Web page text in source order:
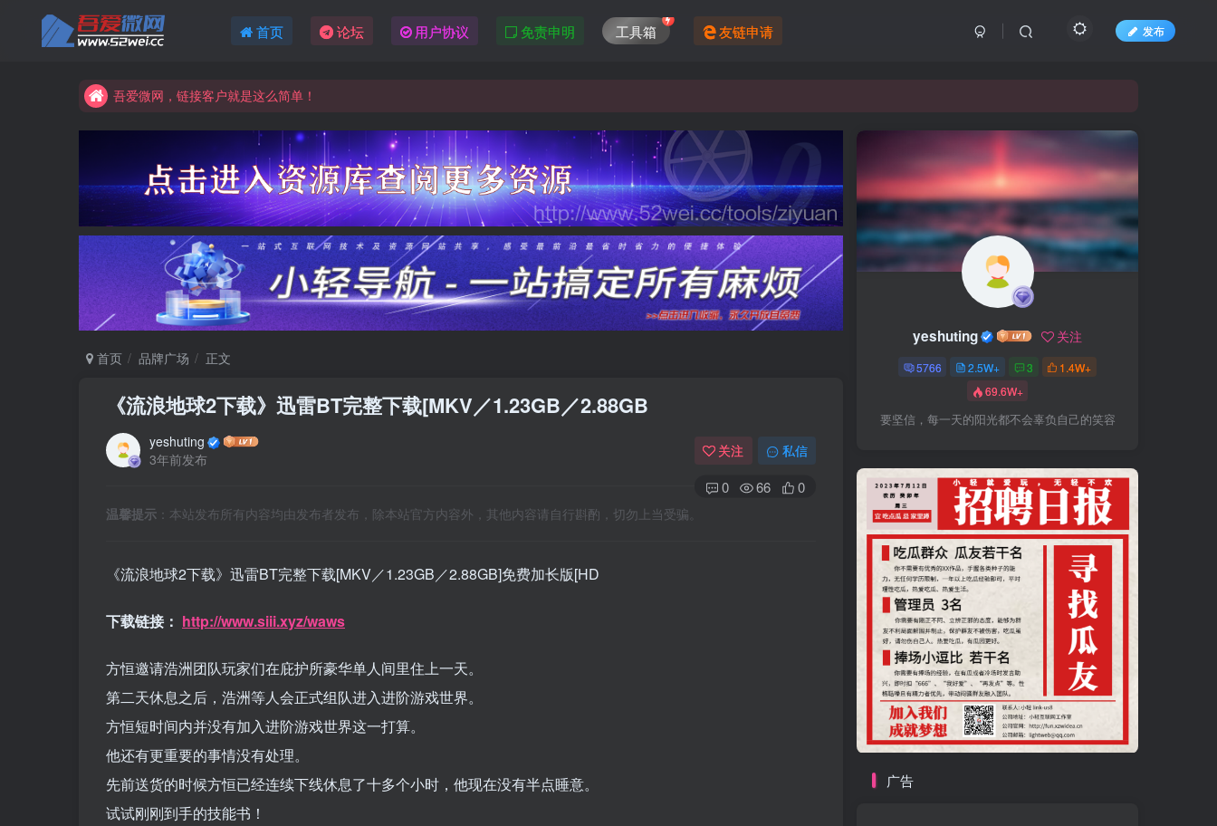
首页 论坛 用户协议 免责申明 工具箱 友链申请 发布
吾爱微网，链接客户就是这么简单！
吾爱微网，让你的知识快速变现！
首页 品牌广场 正文
《流浪地球2下载》迅雷BT完整下载[MKV／1.23GB／2.88GB
yeshuting
3年前发布
关注 私信
0 66 0
温馨提示 ：本站发布所有内容均由发布者发布，除本站官方内容外，其他内容请自行斟酌，切勿上当受骗。
《流浪地球2下载》迅雷BT完整下载[MKV／1.23GB／2.88GB]免费加长版[HD
下载链接： http://www.siii.xyz/waws
方恒邀请浩洲团队玩家们在庇护所豪华单人间里住上一天。
第二天休息之后，浩洲等人会正式组队进入进阶游戏世界。
方恒短时间内并没有加入进阶游戏世界这一打算。
他还有更重要的事情没有处理。
先前送货的时候方恒已经连续下线休息了十多个小时，他现在没有半点睡意。
试试刚刚到手的技能书！
yeshuting 关注
5766 2.5W+ 3
1.4W+
69.6W+
要坚信，每一天的阳光都不会辜负自己的笑容
广告